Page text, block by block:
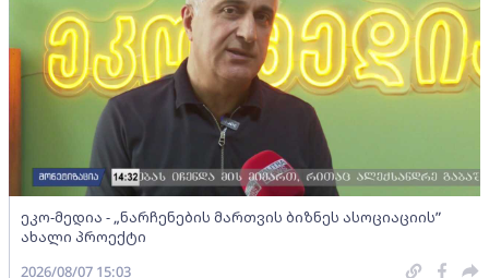
ეკო-მედია - „ნარჩენების მართვის ბიზნეს ასოციაციის”
ახალი პროექტი
2026/08/07 15:03